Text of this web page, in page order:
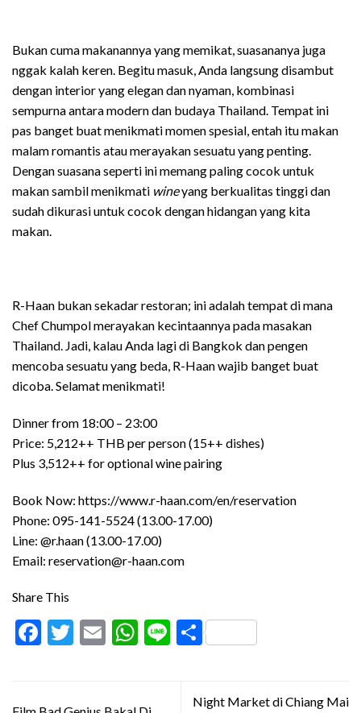
Bukan cuma makanannya yang memikat, suasananya juga
nggak kalah keren. Begitu masuk, Anda langsung disambut
dengan interior yang elegan dan nyaman, kombinasi
sempurna antara modern dan budaya Thailand. Tempat ini
pas banget buat menikmati momen spesial, entah itu makan
malam romantis atau merayakan sesuatu yang penting.
Dengan suasana seperti ini memang paling cocok untuk
makan sambil menikmati wineyang berkualitas tinggi dan
sudah dikurasi untuk cocok dengan hidangan yang kita
makan.
R-Haan bukan sekadar restoran; ini adalah tempat di mana
Chef Chumpol merayakan kecintaannya pada masakan
Thailand. Jadi, kalau Anda lagi di Bangkok dan pengen
mencoba sesuatu yang beda, R-Haan wajib banget buat
dicoba. Selamat menikmati!
Dinner from 18:00 – 23:00
Price: 5,212++ THB per person (15++ dishes)
Plus 3,512++ for optional wine pairing
Book Now: https://www.r-haan.com/en/reservation
Phone: 095-141-5524 (13.00-17.00)
Line: @r.haan(13.00-17.00)
Email: reservation@r-haan.com
Share This
Facebook
Twitter
EmailWhatsApp
LineShare
Night Market di Chiang Mai